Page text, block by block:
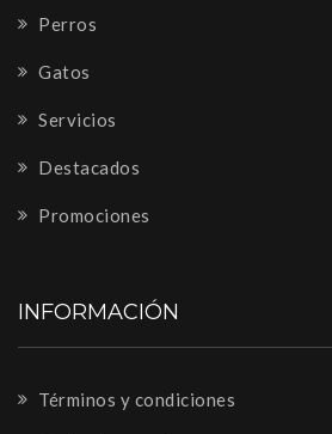
Perros
Gatos
Servicios
Destacados
Promociones
INFORMACIÓN
Términos y condiciones